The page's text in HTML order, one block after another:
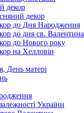
декор
декор
до Дня Народження
до дня св. Валентина
до Нового року
на Хелловін
День матері
України